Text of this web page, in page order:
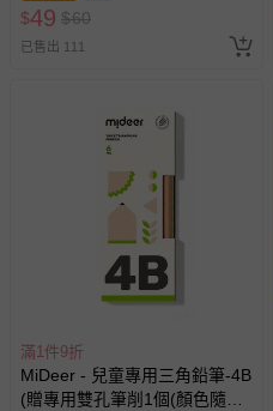
褲、紗布衣等）。
-接觸性孕哺產品（奶嘴
示字句等說明貼紙、封
國際航空、客運、訂房
相關的退換貨辦理流程，可
其他常見問題：
區，可能會無法配送，或須
亦保留出貨與否的權利。離
費用，可能會另需加收。
$49 $60
已售出 111
滿1件9折
MiDeer - 兒童專用三角鉛筆-4B
(贈專用雙孔筆削1個(顏色隨